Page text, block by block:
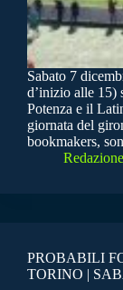
Sabato 7
d’inizio alle 15)
Potenza e il
giornata del
bookmakers,
PROBABILI
TORINO |